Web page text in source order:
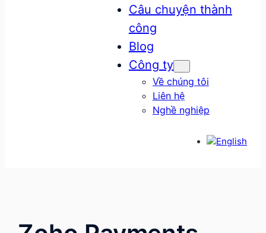
Câu chuyện thành
công
Blog
Công ty
Về chúng tôi
Liên hệ
Nghề nghiệp